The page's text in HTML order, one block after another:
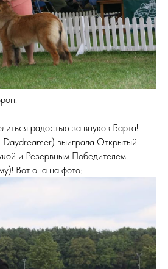
радостью за внуков Барта!
выиграла Открытый
и Резервным Победителем
Вот она на фото: